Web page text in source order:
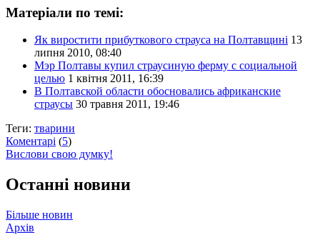
Матеріали по темі:
Як виростити прибуткового страуса на Полтавщині 13
липня 2010, 08:40
Мэр Полтавы купил страусиную ферму с социальной
целью 1 квітня 2011, 16:39
В Полтавской области обосновались африканские
страусы 30 травня 2011, 19:46
Теги: тварини
Коментарі (5)
Вислови свою думку!
Останні новини
Більше новин
Архів